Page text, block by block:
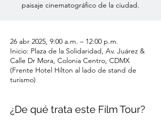
paisaje cinematográfico de la ciudad.
26 abr 2025, 9:00 a.m. – 12:00 p.m.
Inicio: Plaza de la Solidaridad, Av. Juárez &
Calle Dr Mora, Colonia Centro, CDMX
(Frente Hotel Hilton al lado de stand de
turismo)
¿De qué trata este Film Tour?